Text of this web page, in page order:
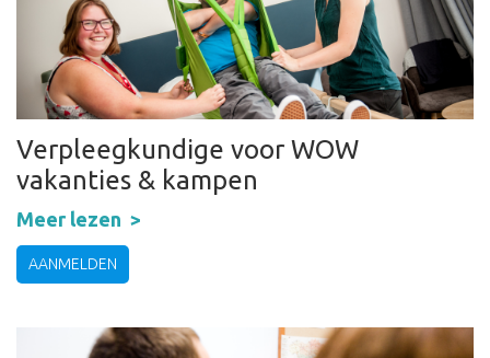
Verpleegkundige voor WOW
vakanties & kampen
Meer lezen
AANMELDEN